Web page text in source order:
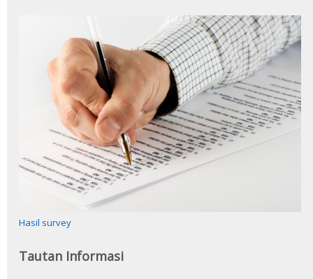
Hasil survey
Tautan Informasi